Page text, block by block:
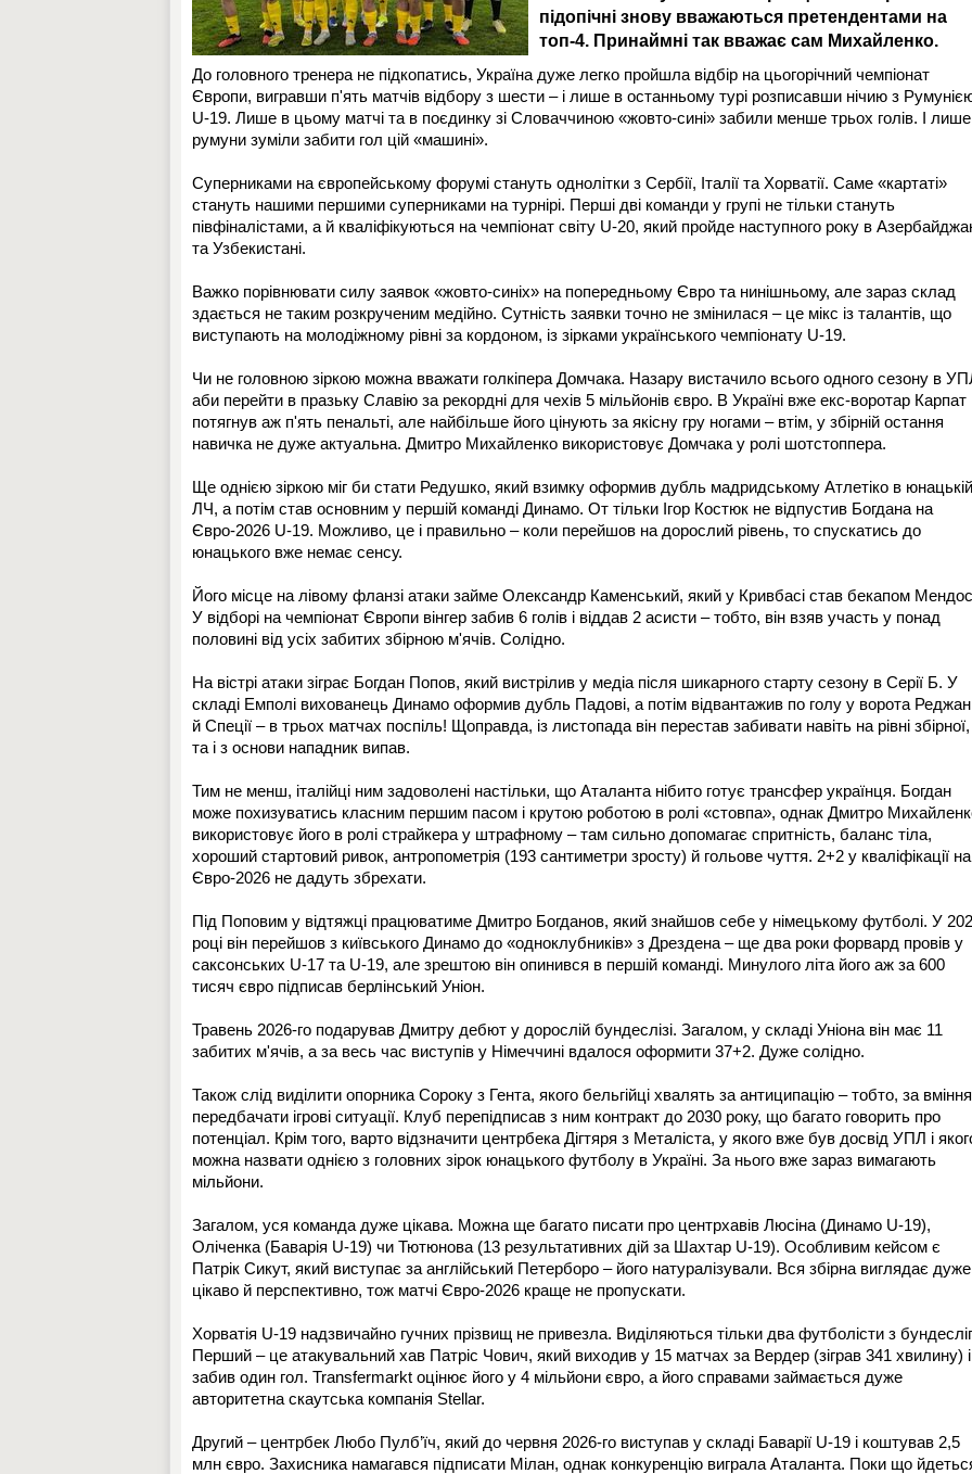
підопічні знову вважаються претендентами на
топ-4. Принаймні так вважає сам Михайленко.
До головного тренера не підкопатись, Україна дуже легко пройшла відбір на цьогорічний чемпіонат
Європи, вигравши п'ять матчів відбору з шести – і лише в останньому турі розписавши нічию з
U-19. Лише в цьому матчі та в поєдинку зі Словаччиною «жовто-сині» забили менше трьох голів. І лише
румуни зуміли забити гол цій «машині».
Суперниками на європейському форумі стануть однолітки з Сербії, Італії та Хорватії. Саме «картаті»
стануть нашими першими суперниками на турнірі. Перші дві команди у групі не тільки стануть
півфіналістами, а й кваліфікуються на чемпіонат світу U-20, який пройде наступного року в
та Узбекистані.
Важко порівнювати силу заявок «жовто-синіх» на попередньому Євро та нинішньому, але зараз склад
здається не таким розкрученим медійно. Сутність заявки точно не змінилася – це мікс із талантів, що
виступають на молодіжному рівні за кордоном, із зірками українського чемпіонату U-19.
Чи не головною зіркою можна вважати голкіпера Домчака. Назару вистачило всього одного сезону в
аби перейти в празьку Славію за рекордні для чехів 5 мільйонів євро. В Україні вже екс-воротар Карпат
потягнув аж п'ять пенальті, але найбільше його цінують за якісну гру ногами – втім, у збірній остання
навичка не дуже актуальна. Дмитро Михайленко використовує Домчака у ролі шотстоппера.
Ще однією зіркою міг би стати Редушко, який взимку оформив дубль мадридському Атлетіко в юнацькій
ЛЧ, а потім став основним у першій команді Динамо. От тільки Ігор Костюк не відпустив Богдана на
Євро-2026 U-19. Можливо, це і правильно – коли перейшов на дорослий рівень, то спускатись до
юнацького вже немає сенсу.
Його місце на лівому фланзі атаки займе Олександр Каменський, який у Кривбасі став бекапом
У відборі на чемпіонат Європи вінгер забив 6 голів і віддав 2 асисти – тобто, він взяв участь у понад
половині від усіх забитих збірною м'ячів. Солідно.
На вістрі атаки зіграє Богдан Попов, який вистрілив у медіа після шикарного старту сезону в Серії Б. У
складі Емполі вихованець Динамо оформив дубль Падові, а потім відвантажив по голу у ворота
й Спеції – в трьох матчах поспіль! Щоправда, із листопада він перестав забивати навіть на рівні збірної,
та і з основи нападник випав.
Тим не менш, італійці ним задоволені настільки, що Аталанта нібито готує трансфер українця. Богдан
може похизуватись класним першим пасом і крутою роботою в ролі «стовпа», однак Дмитро
використовує його в ролі страйкера у штрафному – там сильно допомагає спритність, баланс тіла,
хороший стартовий ривок, антропометрія (193 сантиметри зросту) й гольове чуття. 2+2 у кваліфікації на
Євро-2026 не дадуть збрехати.
Під Поповим у відтяжці працюватиме Дмитро Богданов, який знайшов себе у німецькому футболі. У
році він перейшов з київського Динамо до «одноклубників» з Дрездена – ще два роки форвард провів у
саксонських U-17 та U-19, але зрештою він опинився в першій команді. Минулого літа його аж за 600
тисяч євро підписав берлінський Уніон.
Травень 2026-го подарував Дмитру дебют у дорослій бундеслізі. Загалом, у складі Уніона він має 11
забитих м'ячів, а за весь час виступів у Німеччині вдалося оформити 37+2. Дуже солідно.
Також слід виділити опорника Сороку з Гента, якого бельгійці хвалять за антиципацію – тобто, за вміння
передбачати ігрові ситуації. Клуб перепідписав з ним контракт до 2030 року, що багато говорить про
потенціал. Крім того, варто відзначити центрбека Дігтяря з Металіста, у якого вже був досвід УПЛ і
можна назвати однією з головних зірок юнацького футболу в Україні. За нього вже зараз вимагають
мільйони.
Загалом, уся команда дуже цікава. Можна ще багато писати про центрхавів Люсіна (Динамо U-19),
Оліченка (Баварія U-19) чи Тютюнова (13 результативних дій за Шахтар U-19). Особливим кейсом є
Патрік Сикут, який виступає за англійський Петерборо – його натуралізували. Вся збірна виглядає дуже
цікаво й перспективно, тож матчі Євро-2026 краще не пропускати.
Хорватія U-19 надзвичайно гучних прізвищ не привезла. Виділяються тільки два футболісти з
Перший – це атакувальний хав Патріс Чович, який виходив у 15 матчах за Вердер (зіграв 341 хвилину) і
забив один гол. Transfermarkt оцінює його у 4 мільйони євро, а його справами займається дуже
авторитетна скаутська компанія Stellar.
Другий – центрбек Любо Пулб’їч, який до червня 2026-го виступав у складі Баварії U-19 і коштував 2,5
млн євро. Захисника намагався підписати Мілан, однак конкуренцію виграла Аталанта. Поки що